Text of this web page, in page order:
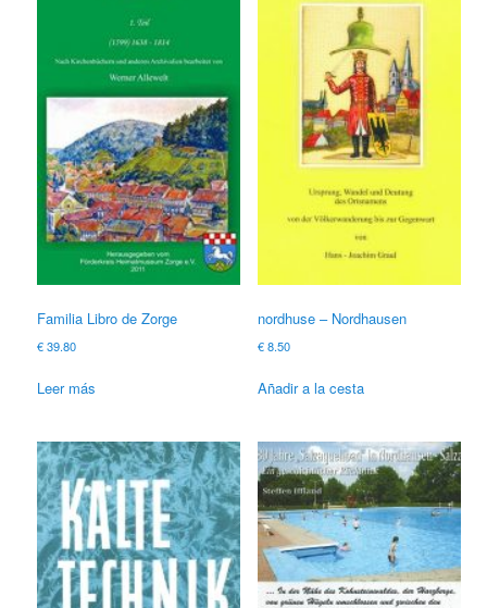
Familia Libro de Zorge
€39.80
Leer más
nordhuse – Nordhausen
€8.50
Añadir a la cesta